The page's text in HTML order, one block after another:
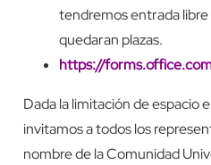
tendremos entrada
quedaran plazas.
https://
Dada la limitación de espacio
invitamos a todos los
nombre de la Comunidad